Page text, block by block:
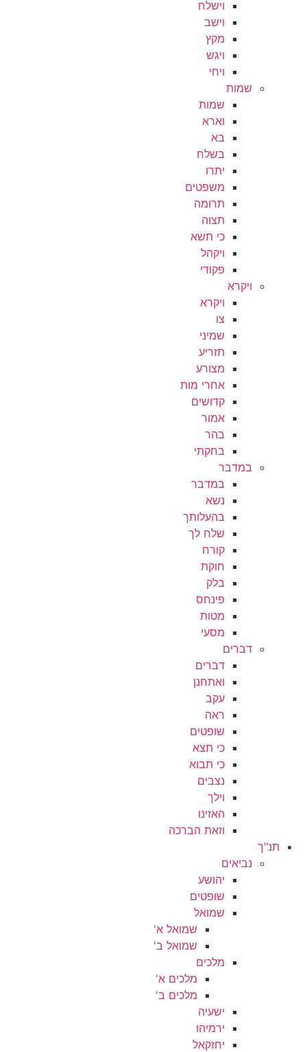
וישלח
וישב
מקץ
ויגש
ויחי
שמות
שמות
וארא
בא
בשלח
יתרו
משפטים
תרומה
תצוה
כי תשא
ויקהל
פקודי
ויקרא
ויקרא
צו
שמיני
תזריע
מצורע
אחרי מות
קדושים
אמור
בהר
בחקתי
במדבר
במדבר
נשא
בהעלותך
שלח לך
קורח
חוקת
בלק
פינחס
מטות
מסעי
דברים
דברים
ואתחנן
עקב
ראה
שופטים
כי תצא
כי תבוא
נצבים
וילך
האזינו
וזאת הברכה
תנ"ך
נביאים
יהושע
שופטים
שמואל
שמואל א'
שמואל ב'
מלכים
מלכים א'
מלכים ב'
ישעיה
ירמיהו
יחזקאל